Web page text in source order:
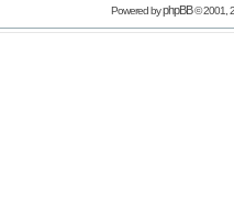
Powered byphpBB© 2001,